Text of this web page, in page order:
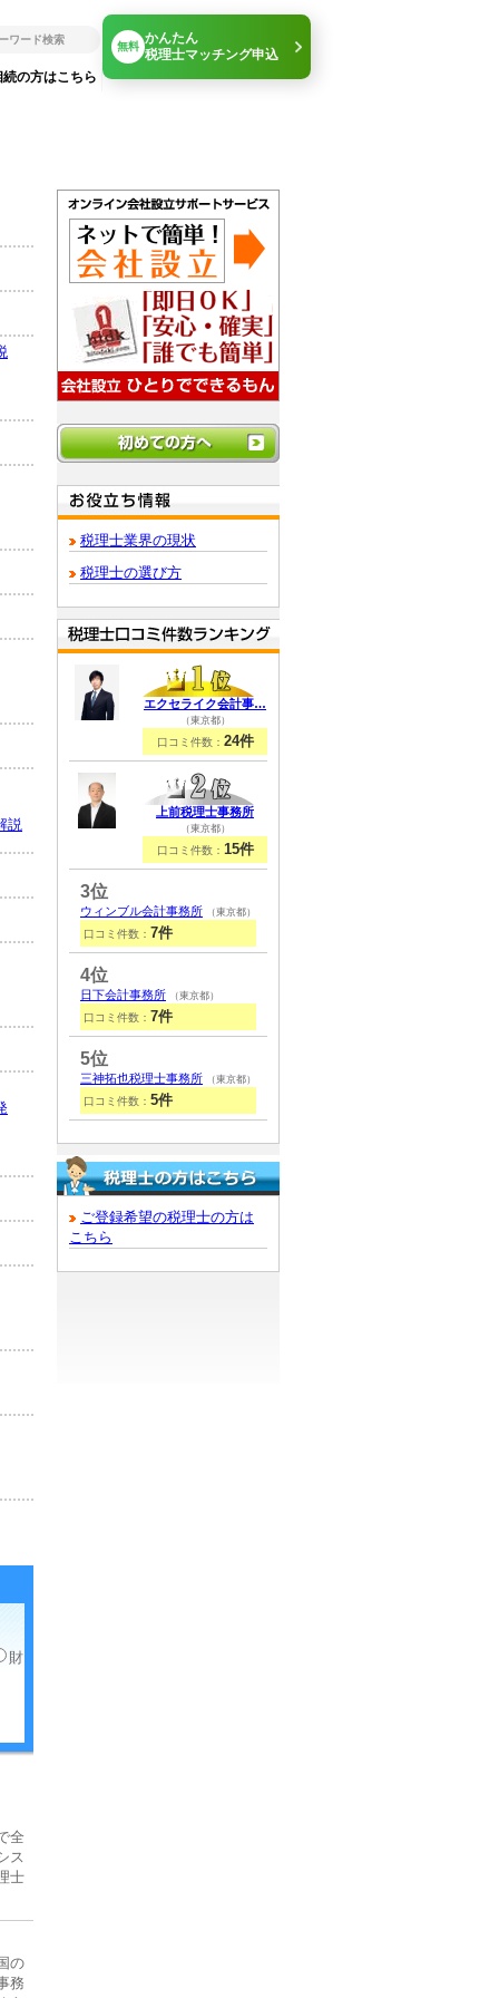
続の方はこちら
無料
かんたん
税理士マッチング申込
説
財
全
ス
士
の
務
税理士業界の現状
税理士の選び方
エクセライク会計事…
（東京都）
口コミ件数： 24件
上前税理士事務所
（東京都）
口コミ件数： 15件
3位
ウィンブル会計事務所 （東京都）
口コミ件数： 7件
4位
日下会計事務所 （東京都）
口コミ件数： 7件
5位
三神拓也税理士事務所 （東京都）
口コミ件数： 5件
ご登録希望の税理士の方は
こちら